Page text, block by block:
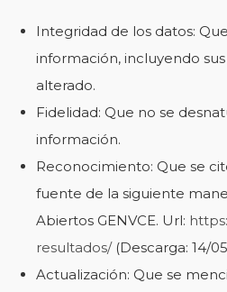
Integridad de los datos:
información, incluyendo
alterado.
Fidelidad: Que no se
información.
Reconocimiento: Que se
fuente de la siguiente
Abiertos GENVCE. Url:
resultados/(Descarga: 14/
Actualización: Que se